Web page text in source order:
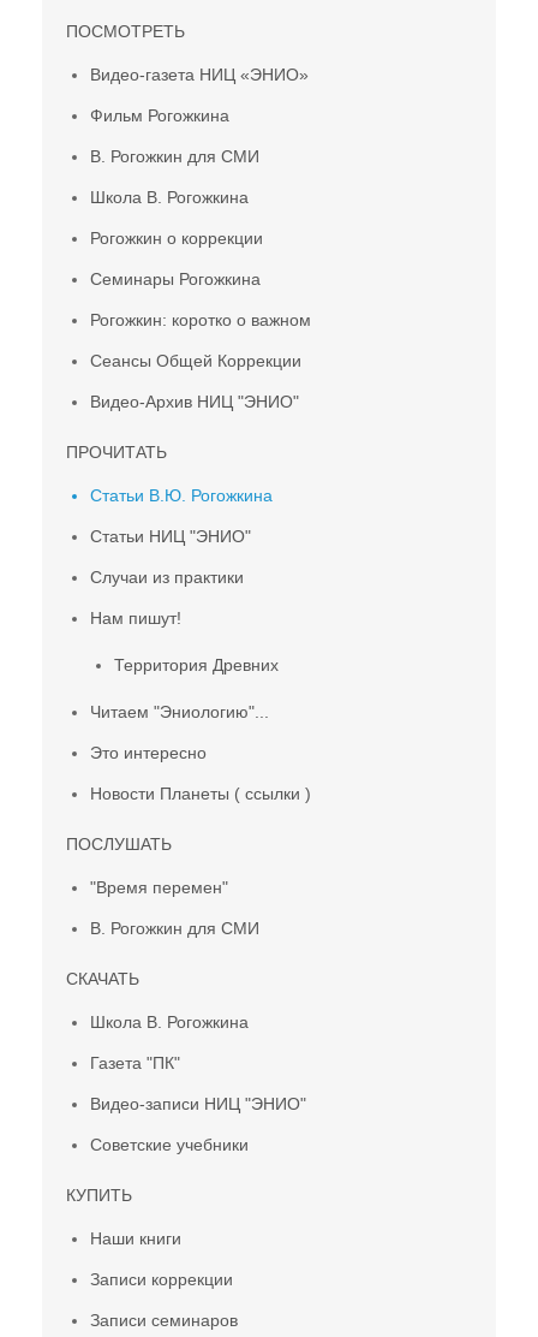
ПОСМОТРЕТЬ
Видео-газета НИЦ «ЭНИО»
Фильм Рогожкина
В. Рогожкин для СМИ
Школа В. Рогожкина
Рогожкин о коррекции
Семинары Рогожкина
Рогожкин: коротко о важном
Сеансы Общей Коррекции
Видео-Архив НИЦ "ЭНИО"
ПРОЧИТАТЬ
Статьи В.Ю. Рогожкина
Статьи НИЦ "ЭНИО"
Случаи из практики
Нам пишут!
Территория Древних
Читаем "Эниологию"...
Это интересно
Новости Планеты ( ссылки )
ПОСЛУШАТЬ
"Время перемен"
В. Рогожкин для СМИ
СКАЧАТЬ
Школа В. Рогожкина
Газета "ПК"
Видео-записи НИЦ "ЭНИО"
Советские учебники
КУПИТЬ
Наши книги
Записи коррекции
Записи семинаров